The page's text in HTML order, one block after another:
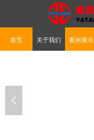
넳
首页 关于我们 案例展示